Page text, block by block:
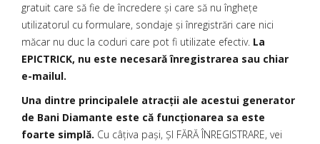
gratuit care să fie de încredere și care să nu înghețe
utilizatorul cu formulare, sondaje și înregistrări care nici
măcar nu duc la coduri care pot fi utilizate efectiv. La
EPICTRICK, nu este necesară înregistrarea sau chiar
e-mailul.
Una dintre principalele atracții ale acestui generator
de Bani Diamante este că funcționarea sa este
foarte simplă. Cu câțiva pași, ȘI FĂRĂ ÎNREGISTRARE, vei